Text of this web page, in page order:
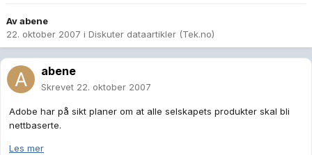
Avabene
22. oktober 2007 i Diskuter dataartikler (Tek.no)
abene
Skrevet 22. oktober 2007
Adobe har på sikt planer om at alle selskapets produkter skal bli
nettbaserte.
Les mer